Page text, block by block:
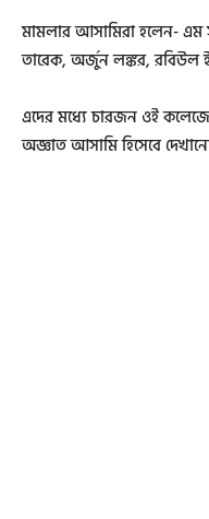
মামলার আসামিরা হলেন- এম
তারেক, অর্জুন লঙ্কর, রবিউল
এদের মধ্যে চারজন ওই
অজ্ঞাত আসামি হিসেবে